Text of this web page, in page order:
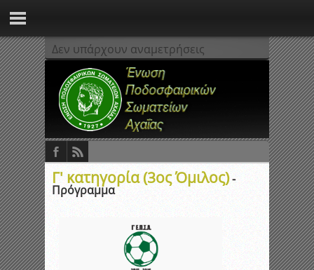
Δεν υπάρχουν αναμετρήσεις
Γ' κατηγορία (3ος Όμιλος)-
Πρόγραμμα